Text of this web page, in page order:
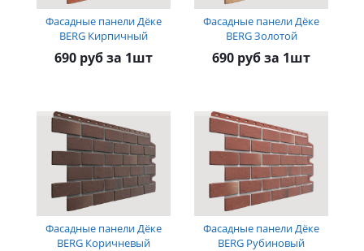
Фасадные панели Дёке
BERG Кирпичный
690 руб за 1шт
Фасадные панели Дёке
BERG Золотой
690 руб за 1шт
Фасадные панели Дёке
BERG Коричневый
Фасадные панели Дёке
BERG Рубиновый